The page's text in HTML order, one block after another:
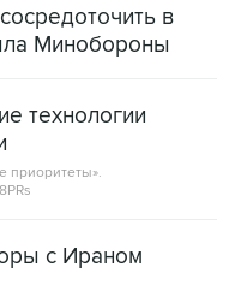
в
Минобороны
технологии
приоритеты».
с Ираном